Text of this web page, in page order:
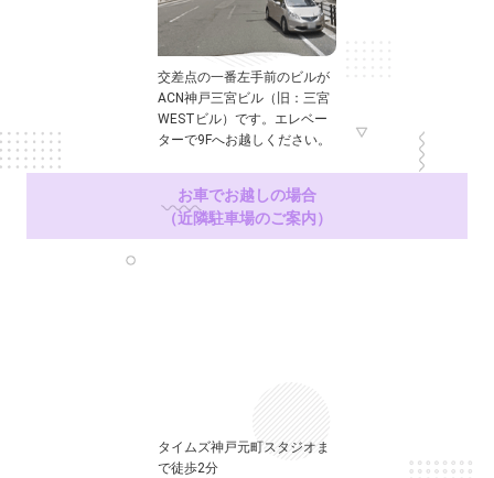
交差点の一番左手前のビルが
ACN神戸三宮ビル（旧：三宮
WESTビル）です。エレベー
ターで9Fへお越しください。
お車でお越しの場合
（近隣駐車場のご案内）
タイムズ神戸元町スタジオま
で徒歩2分